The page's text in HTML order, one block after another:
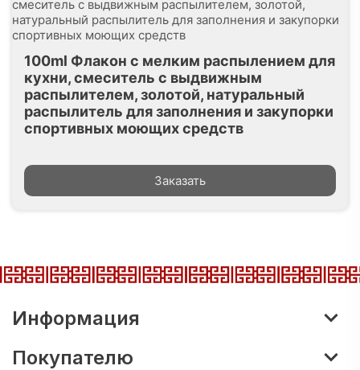
100ml Флакон с мелким распылением для
кухни, смеситель с выдвижным
распылителем, золотой, натуральный
распылитель для заполнения и закупорки
спортивных моющих средств
Заказать
Информация
Покупателю